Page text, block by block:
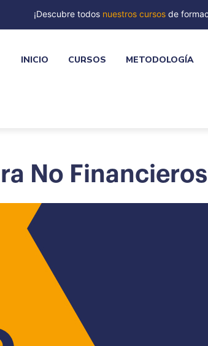
¡Descubre todos nuestros cursosde
INICIO CURSOS METODOLOGÍA
No Financieros